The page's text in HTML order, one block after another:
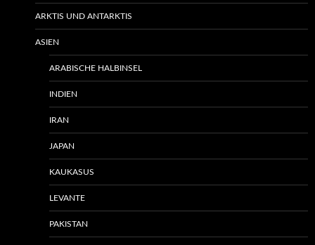
ARKTIS UND ANTARKTIS
ASIEN
ARABISCHE HALBINSEL
INDIEN
IRAN
JAPAN
KAUKASUS
LEVANTE
PAKISTAN